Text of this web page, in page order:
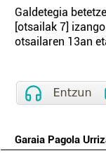
Galdetegia
[otsailak 7]
otsailaren 13an
Garaia Pagola